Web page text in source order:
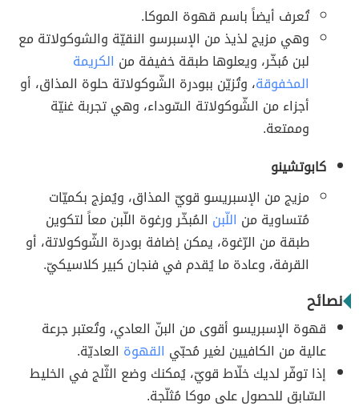
تُعرف أيضاً باسم قهوة الموكا.
وهي مزيج لذيذ من الإسبرسو النقيّة والشوكولاتة مع
لبن مُبخّر، ويعلوها طبقة خفيفة من الكريمة
المخفوقة، وتُزيّن ببودرة الشّوكولاتة حلوة المذاق، أو
أجزاء من الشّوكولاتة السّوداء، وهي تجربة غنيّة
وممتعة.
كابوتشينو
مزيج من الإسبريسو قويّ المذاق، ويُمزج بكميّات
مُتساوية من اللّبن المُبخّر ورغوة اللّبن معاً لتكوين
طبقة من الرّغوة، يمكن إضافة بودرة الشّوكولاتة، أو
القرفة، وعادة ما يُقدم في فنجان كبير كلاسيكيّ.
نصائح
قهوة الإسبريسو أقوى من البنّ العادي، وتُعتبر جرعة
عالية من الكافيين لغير مُحبّي القهوة العاديّة.
إذا توفّر لديك خلّاط قويّ، يُمكنك وضع الثّلج في الخليط
السّابق للحصول على موكا مُثلّجة.